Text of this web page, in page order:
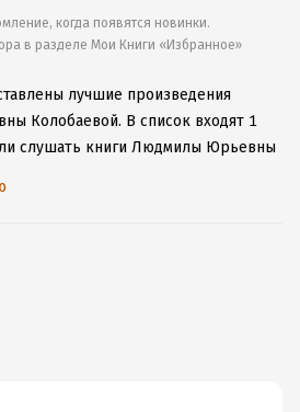
когда появятся новинки.
в разделе Мои Книги «Избранное»
лучшие произведения
Колобаевой. В список входят 1
слушать книги Людмилы Юрьевны